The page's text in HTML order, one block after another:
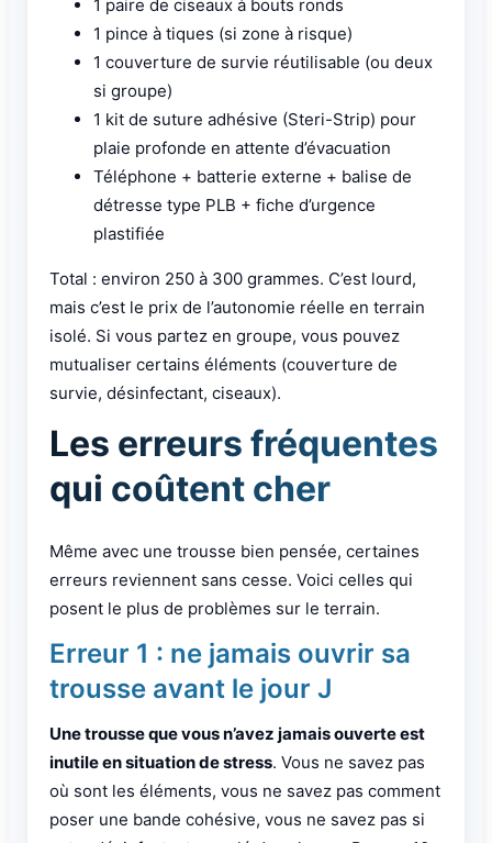
1 paire de ciseaux à bouts ronds
1 pince à tiques (si zone à risque)
1 couverture de survie réutilisable (ou deux
si groupe)
1 kit de suture adhésive (Steri-Strip) pour
plaie profonde en attente d’évacuation
Téléphone + batterie externe + balise de
détresse type PLB + fiche d’urgence
plastifiée
Total : environ 250 à 300 grammes. C’est lourd,
mais c’est le prix de l’autonomie réelle en terrain
isolé. Si vous partez en groupe, vous pouvez
mutualiser certains éléments (couverture de
survie, désinfectant, ciseaux).
Les erreurs fréquentes
qui coûtent cher
Même avec une trousse bien pensée, certaines
erreurs reviennent sans cesse. Voici celles qui
posent le plus de problèmes sur le terrain.
Erreur 1 : ne jamais ouvrir sa
trousse avant le jour J
Une trousse que vous n’avez jamais ouverte est
inutile en situation de stress. Vous ne savez pas
où sont les éléments, vous ne savez pas comment
poser une bande cohésive, vous ne savez pas si